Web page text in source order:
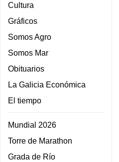
Cultura
Gráficos
Somos Agro
Somos Mar
Obituarios
La Galicia Económica
El tiempo
Mundial 2026
Torre de Marathon
Grada de Río